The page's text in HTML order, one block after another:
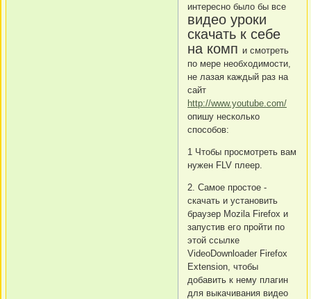
интересно было бы все
видео уроки
скачать к себе
на комп и смотреть
по мере необходимости,
не лазая каждый раз на
сайт
http://www.youtube.com/
опишу несколько
способов:
1 Чтобы просмотреть вам
нужен FLV плеер.
2. Самое простое -
скачать и установить
браузер Mozila Firefox и
запустив его пройти по
этой ссылке
VideoDownloader Firefox
Extension, чтобы
добавить к нему плагин
для выкачивания видео